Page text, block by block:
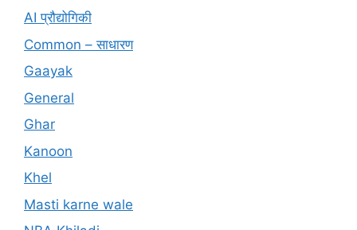
AI प्रौद्योगिकी
Common – साधारण
Gaayak
General
Ghar
Kanoon
Khel
Masti karne wale